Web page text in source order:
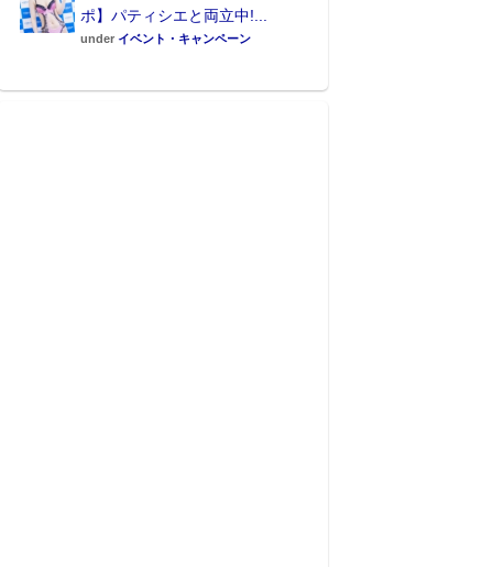
ポ】パティシエと両立中!...
under イベント・キャンペーン